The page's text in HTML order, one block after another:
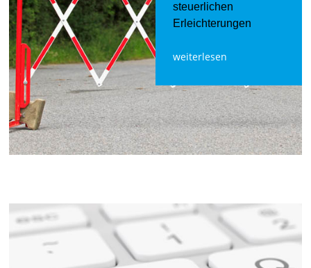
steuerlichen
Erleichterungen
weiterlesen